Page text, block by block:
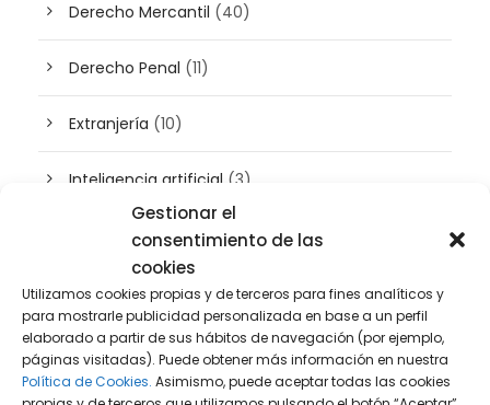
Gestionar el
consentimiento de las
cookies
Utilizamos cookies propias y de terceros para fines analíticos y
para mostrarle publicidad personalizada en base a un perfil
elaborado a partir de sus hábitos de navegación (por ejemplo,
páginas visitadas). Puede obtener más información en nuestra
Política de Cookies. Asimismo, puede aceptar todas las cookies
Derecho Mercantil (40)
Derecho Penal (11)
Extranjería (10)
Inteligencia artificial (3)
Patrimonio(5)
Plusvalía(2)
Prensa(2)